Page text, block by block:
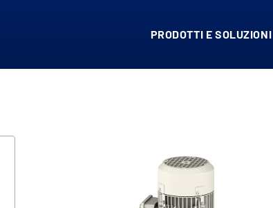
PRODOTTI E SOLUZIONI